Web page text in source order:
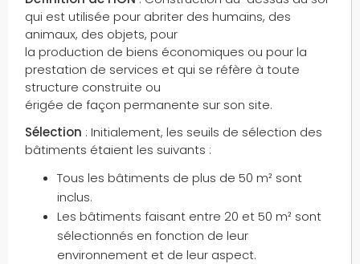
qui est utilisée pour abriter des humains, des
animaux, des objets, pour
la production de biens économiques ou pour la
prestation de services et qui se réfère à toute
structure construite ou
érigée de façon permanente sur son site.
Sélection : Initialement, les seuils de sélection des
bâtiments étaient les suivants :
Tous les bâtiments de plus de 50 m² sont
inclus.
Les bâtiments faisant entre 20 et 50 m² sont
sélectionnés en fonction de leur
environnement et de leur aspect.